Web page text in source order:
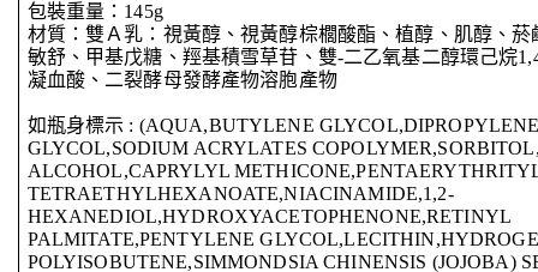
包裝重量：145g
材質：雙Ａ乳：視黃醇、視黃醇棕櫚酸酯、植醇、肌醇、菸
敏舒、甲基戊糖、羥基積雪草苷、雙-二乙氧基二醇環己烷
凝血酸、二裂酵母發酵產物溶胞產物
如瓶身標示 : (AQUA,BUTYLENE
GLYCOL,SODIUM ACRYLATES
ALCOHOL,CAPRYLYL
TETRAETHYLHEXANOATE,NIACINAMIDE,1,2-
HEXANEDIOL,HYDROXYACETOPHENONE,RETINYL
PALMITATE,PENTYLENE
POLYISOBUTENE,SIMMONDSIA CHINENSIS (JOJOBA)